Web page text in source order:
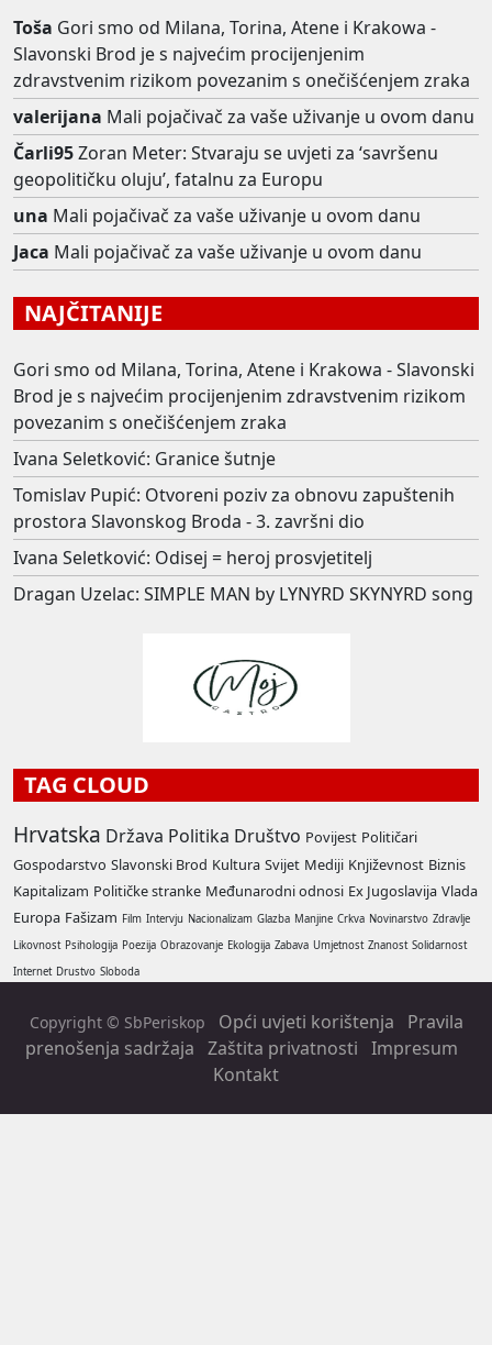
Toša Gori smo od Milana, Torina, Atene i Krakowa -
Slavonski Brod je s najvećim procijenjenim
zdravstvenim rizikom povezanim s onečišćenjem zraka
valerijana Mali pojačivač za vaše uživanje u ovom danu
Čarli95Zoran Meter: Stvaraju se uvjeti za ‘savršenu
geopolitičku oluju’, fatalnu za Europu
una Mali pojačivač za vaše uživanje u ovom danu
Jaca Mali pojačivač za vaše uživanje u ovom danu
NAJČITANIJE
Gori smo od Milana, Torina, Atene i Krakowa - Slavonski
Brod je s najvećim procijenjenim zdravstvenim rizikom
povezanim s onečišćenjem zraka
Ivana Seletković: Granice šutnje
Tomislav Pupić: Otvoreni poziv za obnovu zapuštenih
prostora Slavonskog Broda - 3. završni dio
Ivana Seletković: Odisej = heroj prosvjetitelj
Dragan Uzelac: SIMPLE MAN by LYNYRD SKYNYRD song
TAG CLOUD
Hrvatska Država Politika Društvo Povijest Političari
Gospodarstvo Slavonski Brod Kultura Svijet Mediji Književnost Biznis
Kapitalizam Političke stranke Međunarodni odnosi Ex Jugoslavija Vlada
Europa Fašizam Film Intervju Nacionalizam Glazba Manjine Crkva Novinarstvo Zdravlje
Likovnost Psihologija Poezija Obrazovanje Ekologija Zabava Umjetnost Znanost Solidarnost
Internet Drustvo Sloboda
Copyright © SbPeriskop Opći uvjeti korištenja
Pravila
prenošenja sadržaja Zaštita privatnosti Impresum
Kontakt